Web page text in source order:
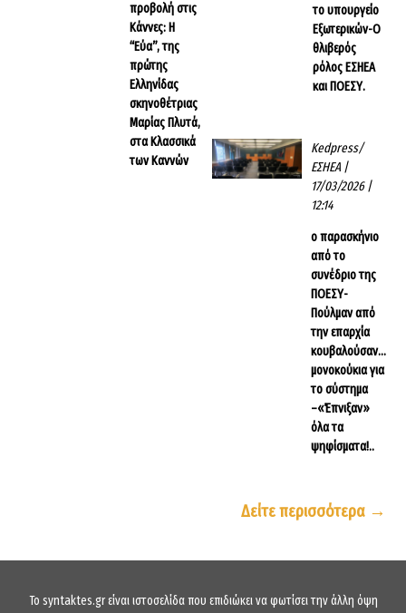
προβολή στις
Κάννες: Η
“Εύα”, της
πρώτης
Ελληνίδας
σκηνοθέτριας
Μαρίας Πλυτά,
στα Κλασσικά
των Καννών
το υπουργείο
Εξωτερικών-Ο
θλιβερός
ρόλος ΕΣΗΕΑ
και ΠΟΕΣΥ.
Kedpress/
ΕΣΗΕΑ|
17/03/2026 |
12:14
ο παρασκήνιο
από το
συνέδριο της
ΠΟΕΣΥ-
Πούλμαν από
την επαρχία
κουβαλούσαν…
μονοκούκια για
το σύστημα
–«Έπνιξαν»
όλα τα
ψηφίσματα!..
Δείτε περισσότερα →
To syntaktes.gr είναι ιστοσελίδα που επιδιώκει να φωτίσει την άλλη όψη